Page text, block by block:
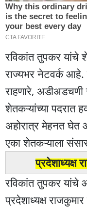
रविकांत तुपकर यांचे
राज्यभर नेटवर्क आहे.
राहणारे,
शेतकऱ्यांच्या पदरात
अहोरात्र मेहनत घेत
एका शेतकऱ्याला
प्रदेशाध्यक्ष
रविकांत तुपकर
प्रदेशाध्यक्ष